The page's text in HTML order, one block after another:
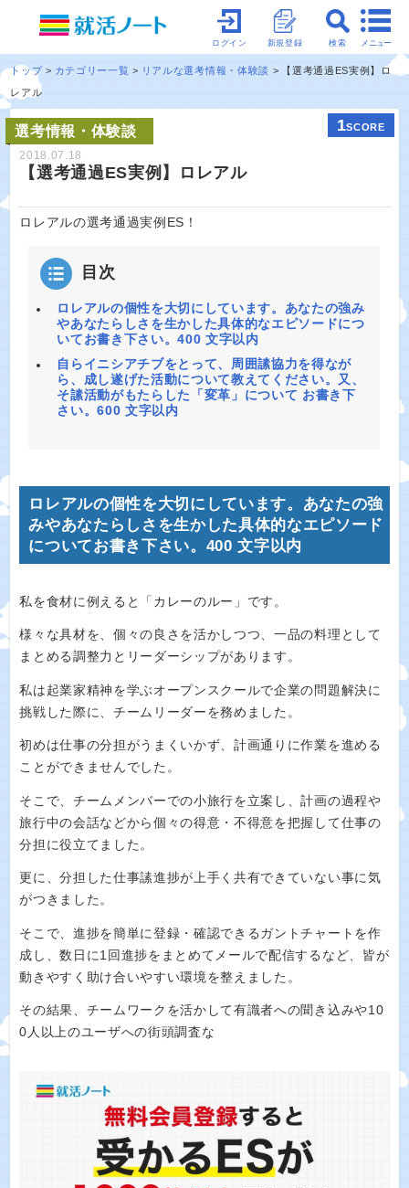
メニュー
検索
新規登録
ログイン
トップ カテゴリー一覧 リアルな選考情報・体験談
【選考通過ES実例】ロ
レアル
選考情報・体験談 1SCORE
2018.07.18
【選考通過ES実例】ロレアル
ロレアルの選考通過実例ES！
目次
ロレアルの個性を大切にしています。あなたの強み
やあなたらしさを生かした具体的なエピソードにつ
いてお書き下さい。400 文字以内
自らイニシアチブをとって、周囲䛾協力を得なが
ら、成し遂げた活動について教えてください。又、
そ䛾活動がもたらした「変革」について お書き下
さい。600 文字以内
ロレアルの個性を大切にしています。あなたの強
みやあなたらしさを生かした具体的なエピソード
についてお書き下さい。400 文字以内
私を食材に例えると「カレーのルー」です。
様々な具材を、個々の良さを活かしつつ、一品の料理として
まとめる調整力とリーダーシップがあります。
私は起業家精神を学ぶオープンスクールで企業の問題解決に
挑戦した際に、チームリーダーを務めました。
初めは仕事の分担がうまくいかず、計画通りに作業を進める
ことができませんでした。
そこで、チームメンバーでの小旅行を立案し、計画の過程や
旅行中の会話などから個々の得意・不得意を把握して仕事の
分担に役立てました。
更に、分担した仕事䛾進捗が上手く共有できていない事に気
がつきました。
そこで、進捗を簡単に登録・確認できるガントチャートを作
成し、数日に1回進捗をまとめてメールで配信するなど、皆が
動きやすく助け合いやすい環境を整えました。
その結果、チームワークを活かして有識者への聞き込みや10
0人以上のユーザへの街頭調査な